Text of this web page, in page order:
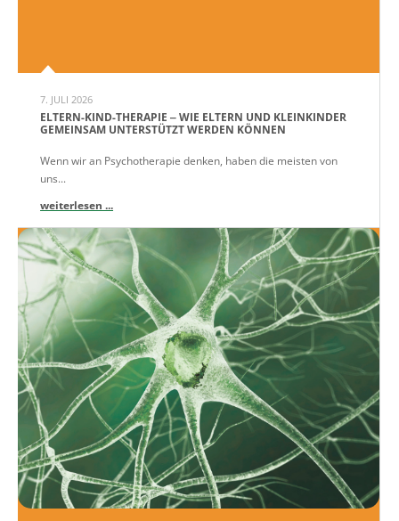
7. JULI 2026
ELTERN-KIND-THERAPIE ‒ WIE ELTERN UND KLEINKINDER
GEMEINSAM UNTERSTÜTZT WERDEN KÖNNEN
Wenn wir an Psychotherapie denken, haben die meisten von
uns...
weiterlesen ...